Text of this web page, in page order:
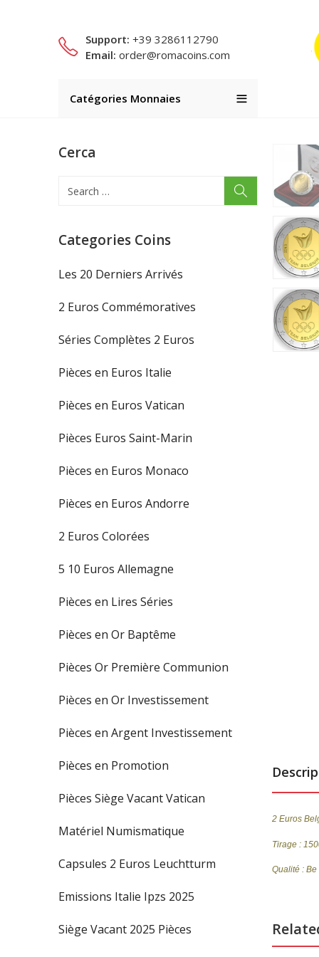
Support: +39 3286112790
Email: order@romacoins.com
Catégories Monnaies
2 Euros
Tirage :
Qualité :
Cerca
Categories Coins
Les 20 Derniers Arrivés
2 Euros Commémoratives
Séries Complètes 2 Euros
Pièces en Euros Italie
Pièces en Euros Vatican
Pièces Euros Saint-Marin
Pièces en Euros Monaco
Pièces en Euros Andorre
2 Euros Colorées
5 10 Euros Allemagne
Pièces en Lires Séries
Pièces en Or Baptême
Pièces Or Première Communion
Pièces en Or Investissement
Pièces en Argent Investissement
Pièces en Promotion
Pièces Siège Vacant Vatican
Matériel Numismatique
Capsules 2 Euros Leuchtturm
Emissions Italie Ipzs 2025
Siège Vacant 2025 Pièces